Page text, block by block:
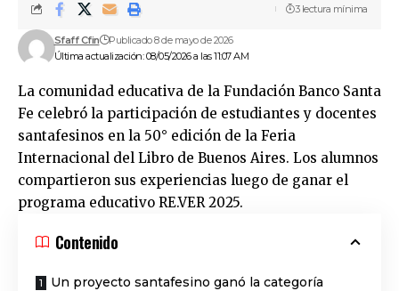
Última actualización: 08/05/2026 a las 11:07 AM
Sfaff Cfin Publicado 8 de mayo de 2026
3 lectura mínima
La comunidad educativa de la Fundación Banco Santa
Fe celebró la participación de estudiantes y docentes
santafesinos en la 50° edición de la Feria
Internacional del Libro de Buenos Aires. Los alumnos
compartieron sus experiencias luego de ganar el
programa educativo RE.VER 2025.
Contenido
Un proyecto santafesino ganó la categoría